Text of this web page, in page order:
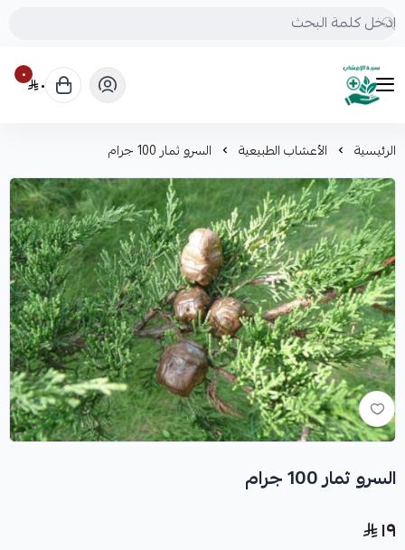
mrs.grasses
٠ ٠
الرئيسية الأعشاب الطبيعية السرو ثمار 100 جرام
السرو ثمار 100 جرام
١٩